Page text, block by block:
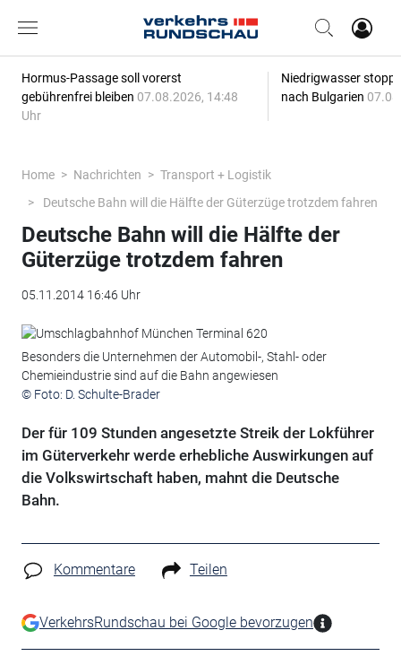
Hormus-Passage soll vorerst
gebührenfrei bleiben 07.08.2026, 14:48
Uhr
Niedrigwasser
nach Bulgarien
Home Nachrichten
Transport + Logistik
Deutsche Bahn will die Hälfte der Güterzüge trotzdem fahren
Deutsche Bahn will die Hälfte der
Güterzüge trotzdem fahren
05.11.2014 16:46 Uhr
Besonders die Unternehmen der Automobil-, Stahl- oder
Chemieindustrie sind auf die Bahn angewiesen
© Foto: D. Schulte-Brader
Der für 109 Stunden angesetzte Streik der Lokführer
im Güterverkehr werde erhebliche Auswirkungen auf
die Volkswirtschaft haben, mahnt die Deutsche
Bahn.
Kommentare Teilen
VerkehrsRundschau bei Google bevorzugen